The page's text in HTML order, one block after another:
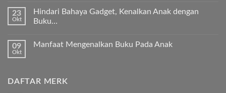
ajari
anak
kita
pada
“Kenapa
23
Okt
Hindari Bahaya Gadget, Kenalkan Anak dengan
Buku…
komentar
Kenalkan
Anak
09
Okt
Manfaat Mengenalkan Buku Pada Anak
Manfaat
DAFTAR MERK